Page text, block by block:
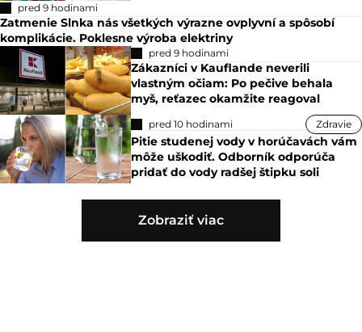
pred 9 hodinami
Zatmenie Slnka nás všetkých výrazne ovplyvní a spôsobí
komplikácie. Poklesne výroba elektriny
pred 9 hodinami
Zákazníci v Kauflande neverili
vlastným očiam: Po pečive behala
myš, reťazec okamžite reagoval
pred 10 hodinami Zdravie
Pitie studenej vody v horúčavách vám
môže uškodiť. Odborník odporúča
pridať do vody radšej štipku soli
Zobraziť viac